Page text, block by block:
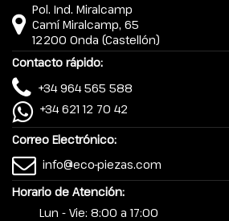
Pol. Ind. Miralcamp
Camí Miralcamp, 65
12200 Onda (Castellón)
Contacto rápido:
+34 964 565 588
+34 621 12 70 42
Correo Electrónico:
info@eco-piezas.com
Horario de Atención:
Lun - Vie: 8:00 a 17:00